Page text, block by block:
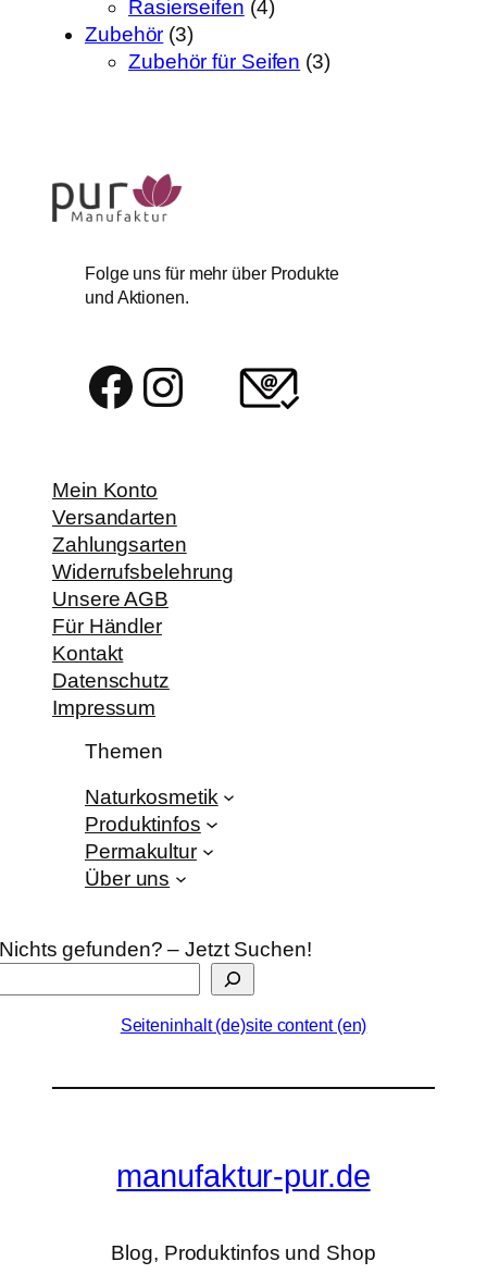
Rasierseifen (4)
Zubehör (3)
Zubehör für Seifen (3)
Folge uns für mehr über Produkte
und Aktionen.
Facebook Instagram
Mein Konto
Versandarten
Zahlungsarten
Widerrufsbelehrung
Unsere AGB
Für Händler
Kontakt
Datenschutz
Impressum
Themen
Naturkosmetik
Produktinfos
Permakultur
Über uns
Nichts gefunden? – Jetzt Suchen!
Seiteninhalt (de)site content (en)
manufaktur-pur.de
Blog, Produktinfos und Shop